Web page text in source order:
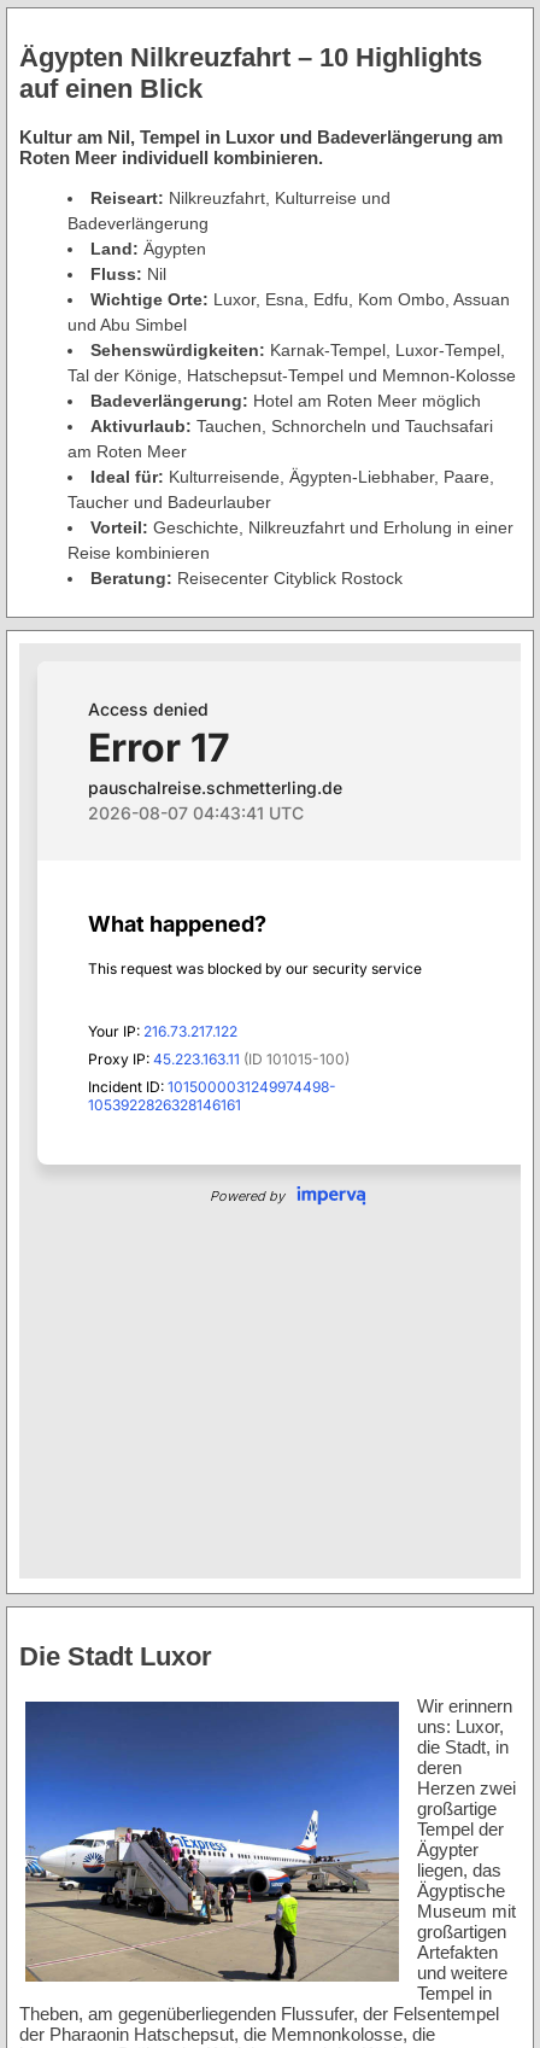
Ägypten Nilkreuzfahrt – 10 Highlights
auf einen Blick
Kultur am Nil, Tempel in Luxor und Badeverlängerung am
Roten Meer individuell kombinieren.
Reiseart: Nilkreuzfahrt, Kulturreise und
Badeverlängerung
Land: Ägypten
Fluss: Nil
Wichtige Orte: Luxor, Esna, Edfu, Kom Ombo, Assuan
und Abu Simbel
Sehenswürdigkeiten: Karnak-Tempel, Luxor-Tempel,
Tal der Könige, Hatschepsut-Tempel und Memnon-Kolosse
Badeverlängerung: Hotel am Roten Meer möglich
Aktivurlaub: Tauchen, Schnorcheln und Tauchsafari
am Roten Meer
Ideal für: Kulturreisende, Ägypten-Liebhaber, Paare,
Taucher und Badeurlauber
Vorteil: Geschichte, Nilkreuzfahrt und Erholung in einer
Reise kombinieren
Beratung: Reisecenter Cityblick Rostock
Die Stadt Luxor
Wir erinnern
uns: Luxor,
die Stadt, in
deren
Herzen zwei
großartige
Tempel der
Ägypter
liegen, das
Ägyptische
Museum mit
großartigen
Artefakten
und weitere
Tempel in
Theben, am gegenüberliegenden Flussufer, der Felsentempel
der Pharaonin Hatschepsut, die Memnonkolosse, die